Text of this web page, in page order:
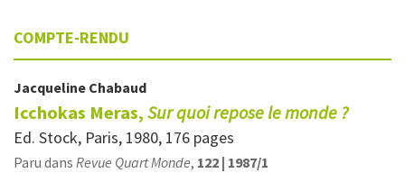
COMPTE-RENDU
Jacqueline Chabaud
Icchokas Meras, Sur quoi repose le monde ?
Ed. Stock, Paris, 1980, 176 pages
Paru dans Revue Quart Monde, 122 | 1987/1